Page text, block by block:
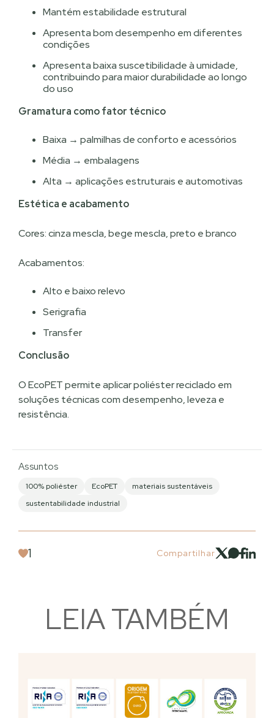
Mantém estabilidade estrutural
Apresenta bom desempenho em diferentes
condições
Apresenta baixa suscetibilidade à umidade,
contribuindo para maior durabilidade ao longo
do uso
Gramatura como fator técnico
Baixa → palmilhas de conforto e acessórios
Média → embalagens
Alta → aplicações estruturais e automotivas
Estética e acabamento
Cores: cinza mescla, bege mescla, preto e branco
Acabamentos:
Alto e baixo relevo
Serigrafia
Transfer
Conclusão
O EcoPET permite aplicar poliéster reciclado em
soluções técnicas com desempenho, leveza e
resistência.
Assuntos
100% poliéster EcoPET
materiais sustentáveis
sustentabilidade industrial
1 Compartilhar
LEIA TAMBÉM